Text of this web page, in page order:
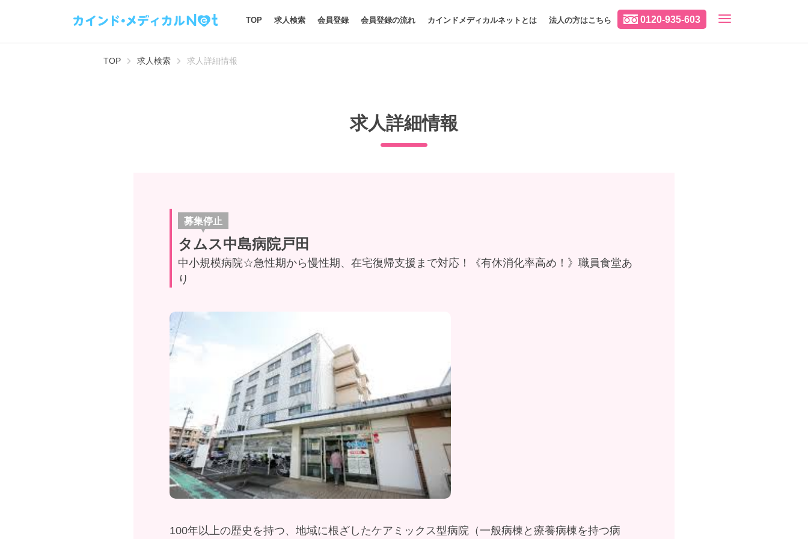
0120-935-603
TOP 求人検索 会員登録 会員登録の流れ カインドメディカルネットとは 法人の方はこちら
TOP 求人検索 求人詳細情報
求人詳細情報
募集停止
タムス中島病院戸田
中小規模病院☆急性期から慢性期、在宅復帰支援まで対応！《有休消化率高め！》職員食堂あ
り
100年以上の歴史を持つ、地域に根ざしたケアミックス型病院（一般病棟と療養病棟を持つ病